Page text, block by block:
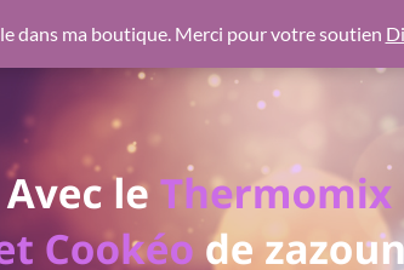
dans ma boutique. Merci pour votre soutien